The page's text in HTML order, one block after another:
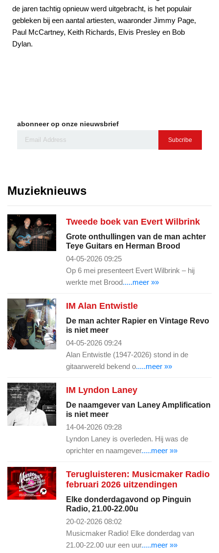
de jaren tachtig opnieuw werd uitgebracht, is het populair
gebleken bij een aantal artiesten, waaronder Jimmy Page,
Paul McCartney, Keith Richards, Elvis Presley en Bob
Dylan.
abonneer op onze nieuwsbrief
Subcribe
Muzieknieuws
Tweede boek van Evert Wilbrink
Grote onthullingen van de man achter
Teye Guitars en Herman Brood
04-05-2026 09:25
Op 6 mei presenteert Evert Wilbrink – hij
werkte met Brood.....meer »»
IM Alan Entwistle
De man achter Rapier en Vintage Revo
is niet meer
04-05-2026 09:24
Alan Entwistle (1947-2026) stond in de
gitaarwereld bekend o.....meer »»
IM Lyndon Laney
De naamgever van Laney Amplification
is niet meer
14-04-2026 09:28
Lyndon Laney is overleden. Hij was de
oprichter en naamgever.....meer »»
Terugluisteren: Musicmaker Radio
februari 2026 uitzendingen
Elke donderdagavond op Pinguin
Radio, 21.00-22.00u
20-02-2026 08:02
Musicmaker Radio! Elke donderdag van
21.00-22.00 uur een uur.....meer »»